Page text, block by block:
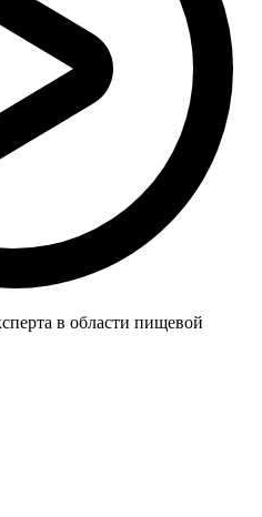
в области пищевой